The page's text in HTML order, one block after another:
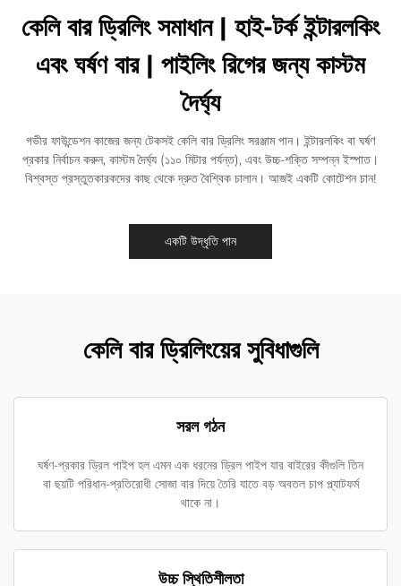
কেলি বার ড্রিলিং সমাধান | হাই-টর্ক ইন্টারলকিং
এবং ঘর্ষণ বার | পাইলিং রিগের জন্য কাস্টম
দৈর্ঘ্য
গভীর ফাউন্ডেশন কাজের জন্য টেকসই কেলি বার ড্রিলিং সরঞ্জাম পান। ইন্টারলকিং বা ঘর্ষণ
প্রকার নির্বাচন করুন, কাস্টম দৈর্ঘ্য (১১০ মিটার পর্যন্ত), এবং উচ্চ-শক্তি সম্পন্ন ইস্পাত।
বিশ্বস্ত প্রস্তুতকারকদের কাছ থেকে দ্রুত বৈশ্বিক চালান। আজই একটি কোটেশন চান!
একটি উদ্ধৃতি পান
কেলি বার ড্রিলিংয়ের সুবিধাগুলি
সরল গঠন
ঘর্ষণ-প্রকার ড্রিল পাইপ হল এমন এক ধরনের ড্রিল পাইপ যার বাইরের কীগুলি তিন
বা ছয়টি পরিধান-প্রতিরোধী সোজা বার দিয়ে তৈরি যাতে বড় অবতল চাপ প্ল্যাটফর্ম
থাকে না।
উচ্চ স্থিতিশীলতা